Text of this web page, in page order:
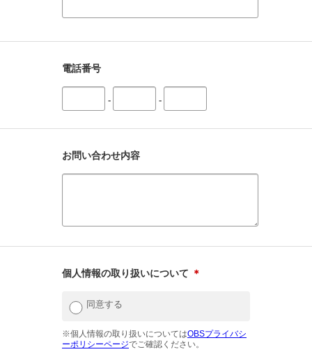
電話番号
- -
お問い合わせ内容
個人情報の取り扱いについて ＊
同意する
※個人情報の取り扱いについてはOBSプライバシ
ーポリシーページでご確認ください。